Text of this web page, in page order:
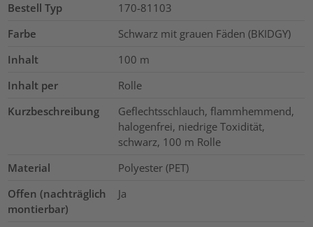
Bestell Typ
170-81103
Farbe
Schwarz mit grauen Fäden (BKIDGY)
Inhalt
100 m
Inhalt per
Rolle
Kurzbeschreibung
Geflechtsschlauch, flammhemmend,
halogenfrei, niedrige Toxidität,
schwarz, 100 m Rolle
Material
Polyester (PET)
Offen (nachträglich
montierbar)
Ja